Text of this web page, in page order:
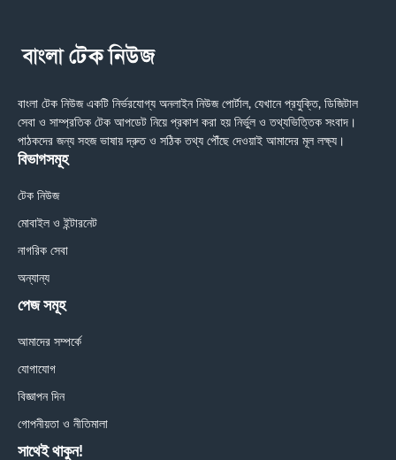
বাংলা টেক নিউজ একটি নির্ভরযোগ্য অনলাইন নিউজ পোর্টাল, যেখানে প্রযুক্তি, ডিজিটাল
সেবা ও সাম্প্রতিক টেক আপডেট নিয়ে প্রকাশ করা হয় নির্ভুল ও তথ্যভিত্তিক সংবাদ।
পাঠকদের জন্য সহজ ভাষায় দ্রুত ও সঠিক তথ্য পৌঁছে দেওয়াই আমাদের মূল লক্ষ্য।
বিভাগসমূহ
টেক নিউজ
মোবাইল ও ইন্টারনেট
নাগরিক সেবা
অন্যান্য
পেজ সমূহ
আমাদের সম্পর্কে
যোগাযোগ
বিজ্ঞাপন দিন
গোপনীয়তা ও নীতিমালা
সাথেই থাকুন!